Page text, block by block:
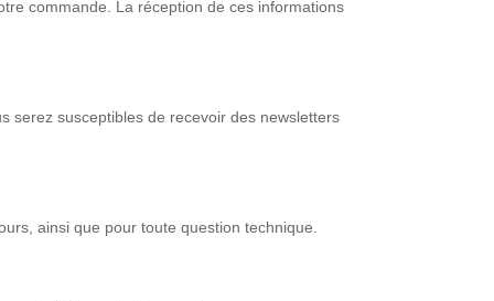
commande. La réception de ces informations
serez susceptibles de recevoir des newsletters
ainsi que pour toute question technique.